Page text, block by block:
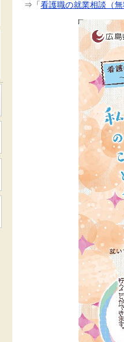
⇒「看護職の就業相談（無